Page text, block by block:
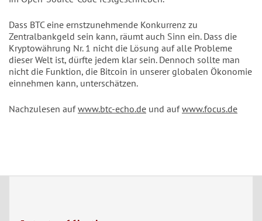
Dass BTC eine ernstzunehmende Konkurrenz zu
Zentralbankgeld sein kann, räumt auch Sinn ein. Dass die
Kryptowährung Nr. 1 nicht die Lösung auf alle Probleme
dieser Welt ist, dürfte jedem klar sein. Dennoch sollte man
nicht die Funktion, die Bitcoin in unserer globalen Ökonomie
einnehmen kann, unterschätzen.
Nachzulesen aufwww.btc-echo.de und aufwww.focus.de